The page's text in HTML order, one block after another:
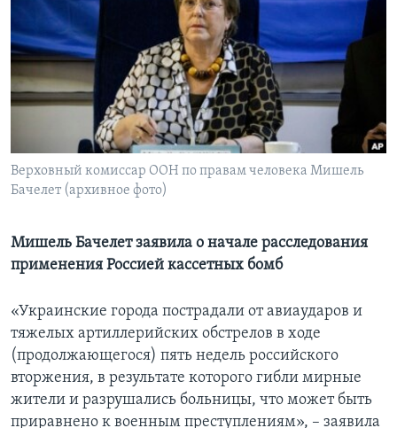
Learning English
СОЦИАЛЬНЫЕ СЕТИ
Языки
Верховный комиссар ООН по правам человека Мишель
Бачелет (архивное фото)
Мишель Бачелет заявила о начале расследования
применения Россией кассетных бомб
«Украинские города пострадали от авиаударов и
тяжелых артиллерийских обстрелов в ходе
(продолжающегося) пять недель российского
вторжения, в результате которого гибли мирные
жители и разрушались больницы, что может быть
приравнено к военным преступлениям», – заявила